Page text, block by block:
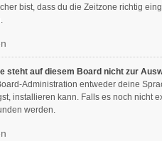
bist, dass du die Zeitzone richtig
steht auf diesem Board nicht zur
Administration entweder deine
installieren kann. Falls es noch nicht
werden.